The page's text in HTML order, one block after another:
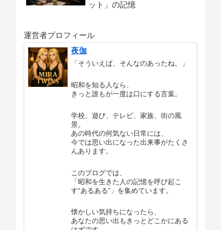
ット」の記憶
運営者プロフィール
夜伽
「そういえば、そんなのあったね。」
昭和を知る人なら、
きっと誰もが一度は口にする言葉。
学校、遊び、テレビ、家族、街の風
景。
あの時代の何気ない日常には、
今では思い出になった出来事がたくさ
んあります。
このブログでは、
「昭和を生きた人の記憶を呼び起こ
す“あるある”」を集めています。
懐かしい気持ちになったら、
あなたの思い出もきっとどこかにある